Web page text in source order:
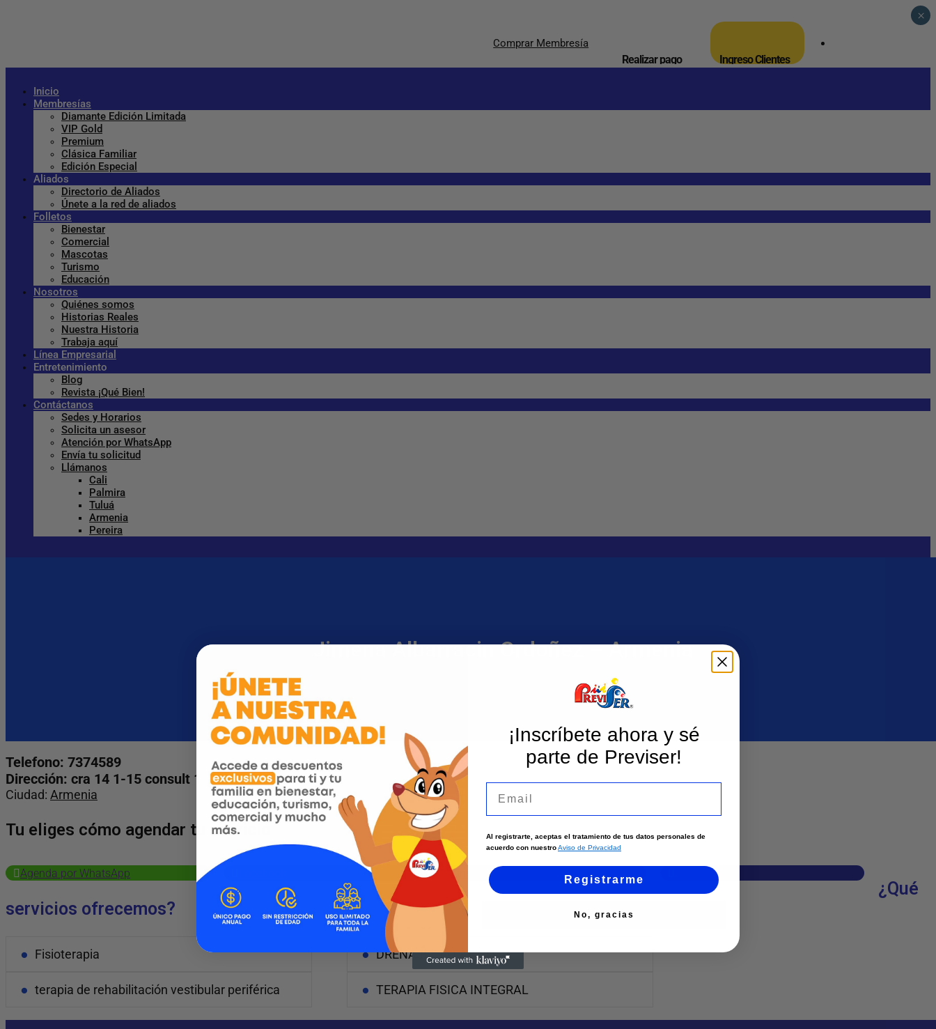
Comprar Membresía
Realizar pago Ingreso Clientes
Inicio
Membresías
Diamante Edición Limitada
VIP Gold
Premium
Clásica Familiar
Edición Especial
Aliados
Directorio de Aliados
Únete a la red de aliados
Folletos
Bienestar
Comercial
Mascotas
Turismo
Educación
Nosotros
Quiénes somos
Historias Reales
Nuestra Historia
Trabaja aquí
Línea Empresarial
Entretenimiento
Blog
Revista ¡Qué Bien!
Contáctanos
Sedes y Horarios
Solicita un asesor
Atención por WhatsApp
Envía tu solicitud
Llámanos
Cali
Palmira
Tuluá
Armenia
Pereira
Jimena Albarracin Ordoñez – Armenia
Telefono: 7374589
Dirección: cra 14 1-15 consult 1
Ciudad: Armenia
Tu eliges cómo agendar tu servicio
Agenda por WhatsApp Instagram Página web
¿Qué
servicios ofrecemos?
Fisioterapia DRENAJE LINFATICO
terapia de rehabilitación vestibular periférica TERAPIA FISICA INTEGRAL
×
¡Inscríbete ahora y sé
parte de Previser!
Al registrarte, aceptas el tratamiento de tus datos personales de
acuerdo con nuestroAviso de Privacidad
Registrarme
No, gracias